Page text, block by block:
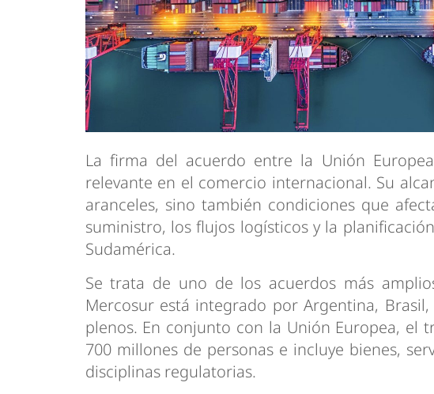
La firma del acuerdo entre la Unión
relevante en el comercio internacional. Su
aranceles, sino también condiciones que
suministro, los flujos logísticos y la
Sudamérica.
Se trata de uno de los acuerdos más
Mercosur está integrado por Argentina,
plenos. En conjunto con la Unión Europea, el
700 millones de personas e incluye bienes,
disciplinas regulatorias.